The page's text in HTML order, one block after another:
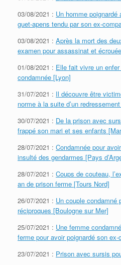
03/08/2021 : Un homme
guet-apens tendu par son ex-
03/08/2021 : Après la mort des
examen pour assassinat et
01/08/2021 : Elle fait vivre un
condamnée [Lyon]
31/07/2021 : Il découvre être
norme à la suite d’un
30/07/2021 : De la prison avec
frappé son mari et ses enfants
28/07/2021 : Condamnée pour
insulté des gendarmes [Pays
28/07/2021 : Coups de couteau,
an de prison ferme [Tours Nord]
26/07/2021 : Un couple condamné
réciproques [Boulogne sur Mer]
25/07/2021 : Une femme
ferme pour avoir poignardé son ex-
23/07/2021 : Prison avec sursis